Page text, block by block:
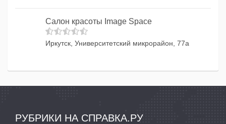
Салон красоты Image Space
Иркутск, Университетский микрорайон, 77а
РУБРИКИ НА СПРАВКА.РУ